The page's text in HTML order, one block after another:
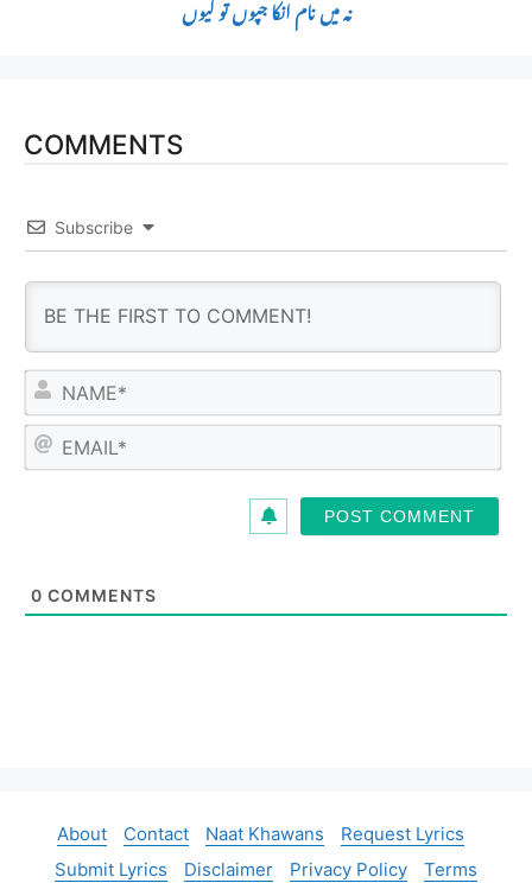
نہ میں نام انکا جپوں تو کیوں
COMMENTS
Subscribe
N
m
*
E
0 COMMENTS
About Contact Naat Khawans
Request Lyrics
Submit Lyrics
Disclaimer Privacy Policy Terms